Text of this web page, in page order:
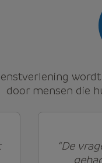
door mensen die
“De